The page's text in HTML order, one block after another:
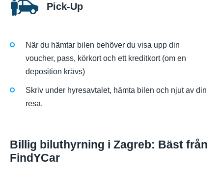
Pick-Up
När du hämtar bilen behöver du visa upp din
voucher, pass, körkort och ett kreditkort (om en
deposition krävs)
Skriv under hyresavtalet, hämta bilen och njut av din
resa.
Billig biluthyrning i Zagreb: Bäst från
FindYCar